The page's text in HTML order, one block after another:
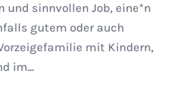
und sinnvollen Job, eine*n
gutem oder auch
mit Kindern,
im...